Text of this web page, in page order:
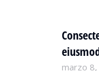
Company
marzo